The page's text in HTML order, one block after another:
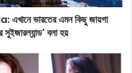
ভারতের এমন কিছু জায়গা
সুইজারল্যান্ড' বলা হয়